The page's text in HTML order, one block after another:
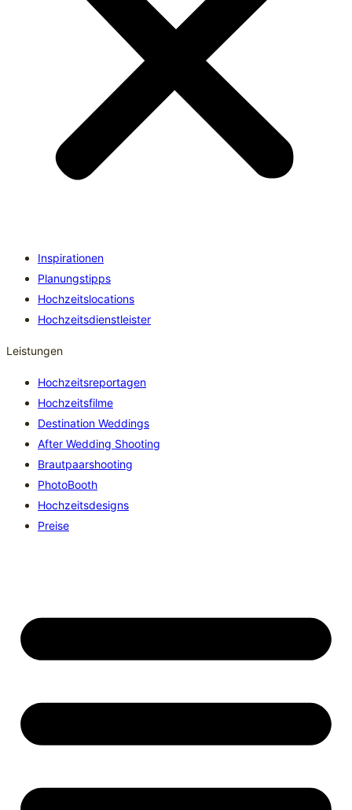
Inspirationen
Planungstipps
Hochzeitslocations
Hochzeitsdienstleister
Leistungen
Hochzeitsreportagen
Hochzeitsfilme
Destination Weddings
After Wedding Shooting
Brautpaarshooting
PhotoBooth
Hochzeitsdesigns
Preise